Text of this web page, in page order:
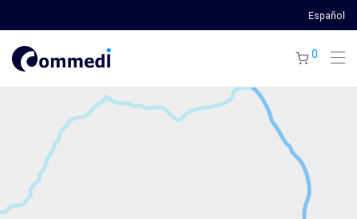
Español
0